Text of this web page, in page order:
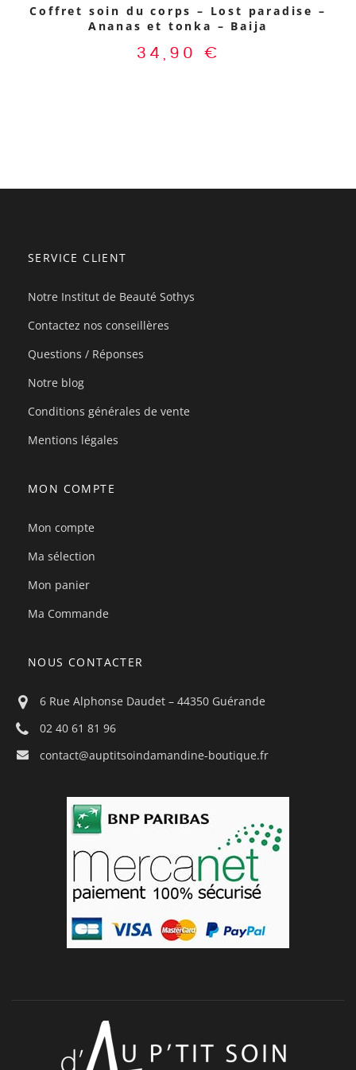
Coffret soin du corps – Lost paradise –
Ananas et tonka – Baija
34,90 €
SERVICE CLIENT
Notre Institut de Beauté Sothys
Contactez nos conseillères
Questions / Réponses
Notre blog
Conditions générales de vente
Mentions légales
MON COMPTE
Mon compte
Ma sélection
Mon panier
Ma Commande
NOUS CONTACTER
6 Rue Alphonse Daudet – 44350 Guérande
02 40 61 81 96
contact@auptitsoindamandine-boutique.fr